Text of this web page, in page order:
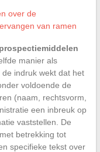
over de
van ramen
prospectiemiddelen
manier als
indruk wekt dat het
voldoende de
(naam, rechtsvorm,
een inbreuk op
vaststellen. De
betrekking tot
specifieke tekst over